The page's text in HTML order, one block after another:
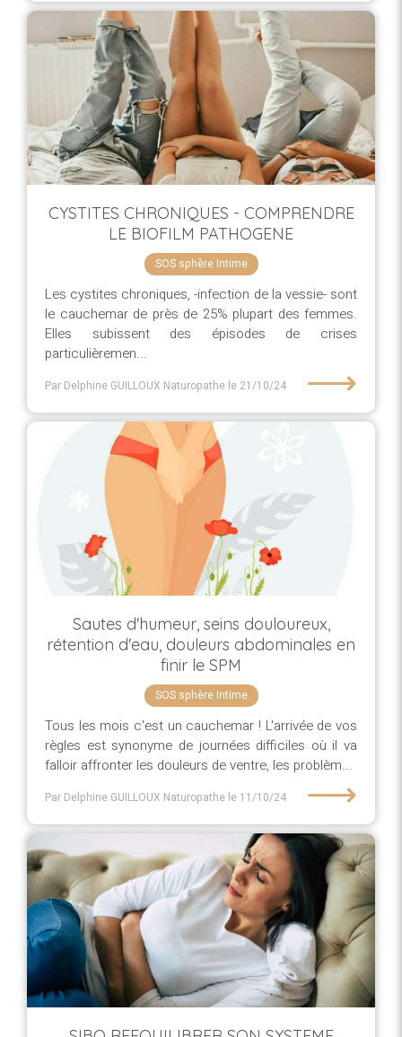
CYSTITES CHRONIQUES - COMPRENDRE
LE BIOFILM PATHOGENE
SOS sphère Intime
Les cystites chroniques, -infection de la vessie- sont
le cauchemar de près de 25% plupart des femmes.
Elles subissent des épisodes de crises
particulièremen...
Par Delphine GUILLOUX Naturopathe le 21/10/24 ⟶
Sautes d'humeur, seins douloureux,
rétention d'eau, douleurs abdominales en
finir le SPM
SOS sphère Intime
Tous les mois c'est un cauchemar ! L'arrivée de vos
règles est synonyme de journées difficiles où il va
falloir affronter les douleurs de ventre, les problèm...
Par Delphine GUILLOUX Naturopathe le 11/10/24 ⟶